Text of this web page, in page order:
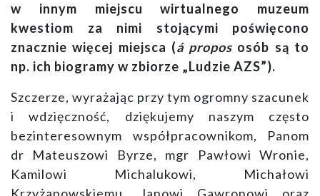
w innym miejscu wirtualnego muzeum
kwestiom za nimi stojącymi poświęcono
znacznie więcej miejsca (á propos osób są to
np. ich biogramy w zbiorze „Ludzie AZS”).
Szczerze, wyrażając przy tym ogromny szacunek
i wdzięczność, dziękujemy naszym często
bezinteresownym współpracownikom, Panom
dr Mateuszowi Byrze,
mgr Pawłowi Wronie,
Kamilowi Michalukowi, Michałowi